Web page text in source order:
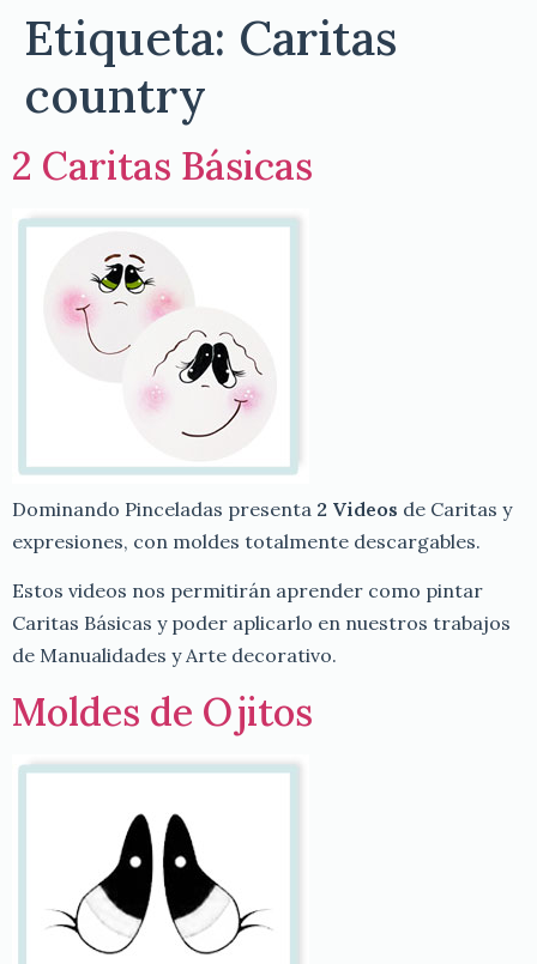
Etiqueta: Caritas
country
2 Caritas Básicas
Dominando Pinceladas presenta 2 Videos de Caritas y
expresiones, con moldes totalmente descargables.
Estos videos nos permitirán aprender como pintar
Caritas Básicas y poder aplicarlo en nuestros trabajos
de Manualidades y Arte decorativo.
Moldes de Ojitos